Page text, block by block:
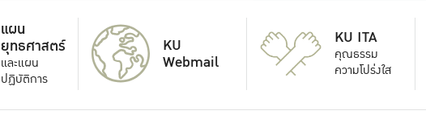
แผน
ยุทธศาสตร์
และแผน
ปฏิบัติการ
KU
Webmail
KU ITA
คุณธรรม
ความโปร่งใส